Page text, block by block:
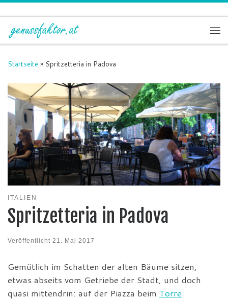
Zum Inhalt springen
Startseite » Spritzetteria in Padova
ITALIEN
Spritzetteria in Padova
Veröffentlicht 21. Mai 2017
Gemütlich im Schatten der alten Bäume sitzen,
etwas abseits vom Getriebe der Stadt, und doch
quasi mittendrin: auf der Piazza beim Torre